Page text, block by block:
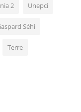
2 Unepci
Séhi
Terre